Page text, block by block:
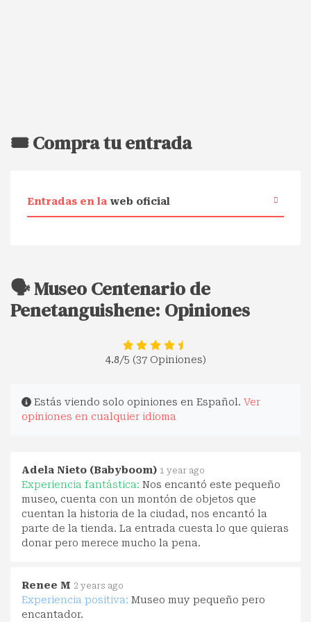
🎟️ Compra tu entrada
Entradas en la web oficial
🗣️ Museo Centenario de
Penetanguishene: Opiniones
4.8/5 (37 Opiniones)
Estás viendo solo opiniones en Español. Ver
opiniones en cualquier idioma
Adela Nieto (Babyboom) 1 year ago
Experiencia fantástica: Nos encantó este pequeño
museo, cuenta con un montón de objetos que
cuentan la historia de la ciudad, nos encantó la
parte de la tienda. La entrada cuesta lo que quieras
donar pero merece mucho la pena.
Renee M 2 years ago
Experiencia positiva: Museo muy pequeño pero
encantador.